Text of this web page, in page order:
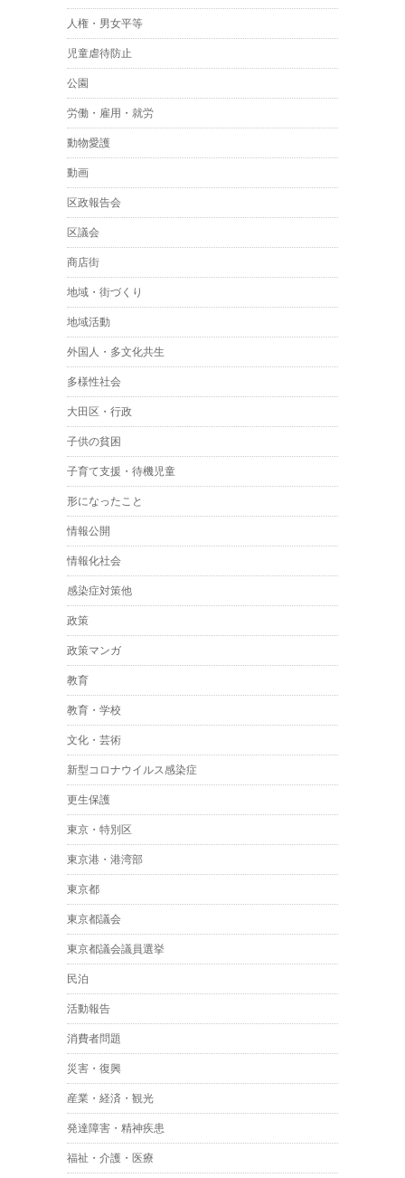
人権・男女平等
児童虐待防止
公園
労働・雇用・就労
動物愛護
動画
区政報告会
区議会
商店街
地域・街づくり
地域活動
外国人・多文化共生
多様性社会
大田区・行政
子供の貧困
子育て支援・待機児童
形になったこと
情報公開
情報化社会
感染症対策他
政策
政策マンガ
教育
教育・学校
文化・芸術
新型コロナウイルス感染症
更生保護
東京・特別区
東京港・港湾部
東京都
東京都議会
東京都議会議員選挙
民泊
活動報告
消費者問題
災害・復興
産業・経済・観光
発達障害・精神疾患
福祉・介護・医療